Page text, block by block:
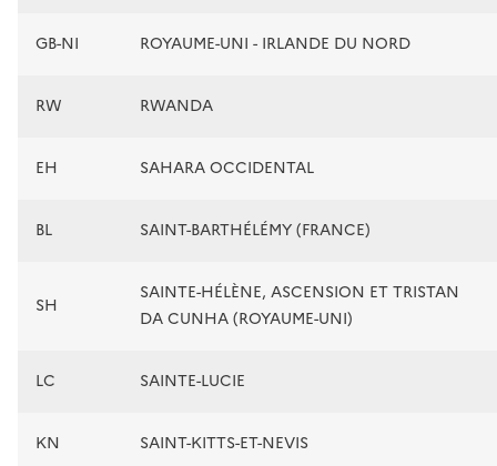
GB-NI ROYAUME-UNI - IRLANDE DU NORD
RW RWANDA
EH SAHARA OCCIDENTAL
BL SAINT-BARTHÉLÉMY (FRANCE)
SH
SAINTE-HÉLÈNE, ASCENSION ET TRISTAN
DA CUNHA (ROYAUME-UNI)
LC SAINTE-LUCIE
KN SAINT-KITTS-ET-NEVIS